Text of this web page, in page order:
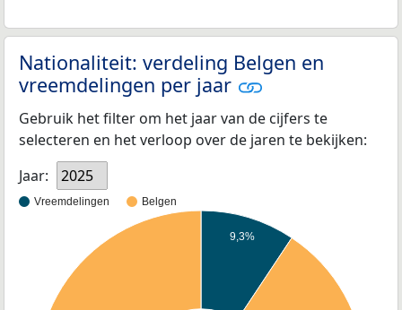
Nationaliteit: verdeling Belgen en
vreemdelingen per jaar
Gebruik het filter om het jaar van de cijfers te
selecteren en het verloop over de jaren te bekijken:
Jaar:
2025
Vreemdelingen Belgen
9,3%